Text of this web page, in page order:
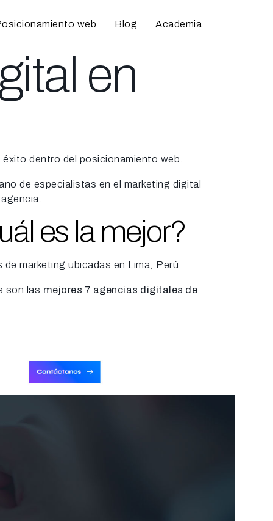
web Blog Academia
en
dentro del posicionamiento web.
de especialistas en el marketing digital
es la mejor?
marketing ubicadas en Lima, Perú.
son las mejores 7 agencias digitales de